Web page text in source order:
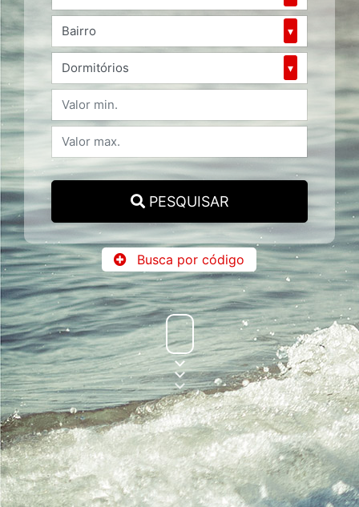
Bairro ▾
Dormitórios ▾
PESQUISAR
Busca por código